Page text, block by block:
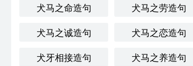
犬马之命造句
犬马之劳造句
犬马之诚造句
犬马之恋造句
犬牙相接造句
犬马之养造句